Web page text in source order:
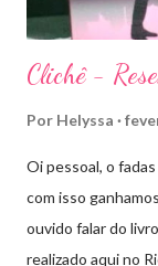
Clichê -
Por Helyssa
Oi pessoal, o
com isso
ouvido falar do
realizado aqui no